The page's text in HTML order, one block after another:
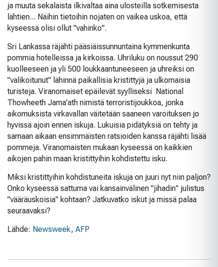
ja muuta sekalaista ilkivaltaa aina ulosteilla sotkemisesta
lähtien... Näihin tietoihin nojaten on vaikea uskoa, että
kyseessä olisi ollut "vahinko".
Sri Lankassa räjähti pääsiäissunnuntaina kymmenkunta
pommia hotelleissa ja kirkoissa. Uhriluku on noussut 290
kuolleeseen ja yli 500 loukkaantuneeseen ja uhreiksi on
"valikoitunut" lähinnä paikallisia kristittyjä ja ulkomaisia
turisteja. Viranomaiset epäilevät syylliseksi National
Thowheeth Jama'ath nimistä terroristijoukkoa, jonka
aikomuksista virkavallan väitetään saaneen varoituksen jo
hyvissä ajoin ennen iskuja. Lukuisia pidätyksiä on tehty ja
samaan aikaan ensimmäisten ratsioiden kanssa räjähti lisää
pommeja. Viranomaisten mukaan kyseessä on kaikkien
aikojen pahin maan kristittyihin kohdistettu isku.
Miksi kristittyihin kohdistuneita iskuja on juuri nyt niin paljon?
Onko kyseessä sattuma vai kansainvälinen "jihadin" julistus
"vääräuskoisia" kohtaan? Jatkuvatko iskut ja missä palaa
seuraavaksi?
Lähde: Newsweek, AFP